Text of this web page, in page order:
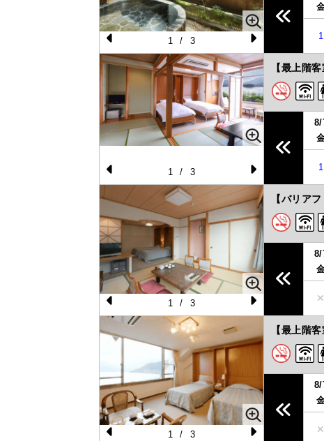
Pr
vi
o
u
N
e
xt
1 / 3
1
Pr
e
vi
o
u
s
N
e
xt
1 / 3
【最上階
8/
1
Pr
e
o
u
s
N
e
1 / 3
【バリア
8/
1 / 3
【最上階
8/